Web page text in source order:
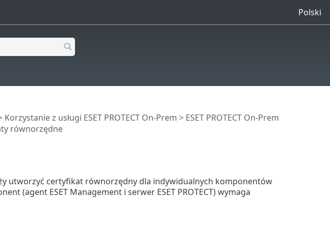
Polski
Korzystanie z usługi ESET PROTECT On-Prem > ESET PROTECT On-Prem
równorzędne
utworzyć certyfikat równorzędny dla indywidualnych komponentów
(agent ESET Management i serwer ESET PROTECT) wymaga